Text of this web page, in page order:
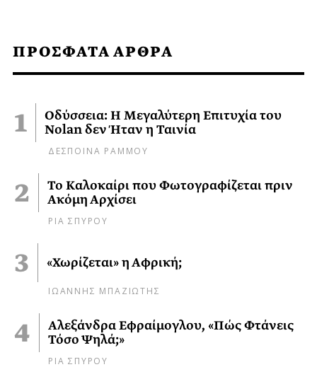
ΠΡΟΣΦΑΤΑ ΑΡΘΡΑ
Οδύσσεια: Η Μεγαλύτερη Επιτυχία του
Nolan δεν Ήταν η Ταινία
ΔΕΣΠΟΙΝΑ ΡΑΜΜΟΥ
Το Καλοκαίρι που Φωτογραφίζεται πριν
Ακόμη Αρχίσει
ΡΙΑ ΣΠΥΡΟΥ
«Χωρίζεται» η Αφρική;
ΙΩΑΝΝΗΣ ΜΠΑΖΙΩΤΗΣ
Αλεξάνδρα Εφραίμογλου, «Πώς Φτάνεις
Τόσο Ψηλά;»
ΡΙΑ ΣΠΥΡΟΥ